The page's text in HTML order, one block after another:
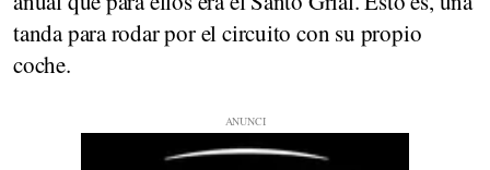
tanda para rodar por el circuito con su propio
coche.